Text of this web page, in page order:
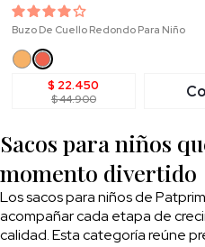
Buzo De Cuello Redondo Para Niño
$ 22.450
$ 44.900
Sacos para niños
momento divertido
Los sacos para niños de
acompañar cada etapa de
calidad. Esta categoría reúne